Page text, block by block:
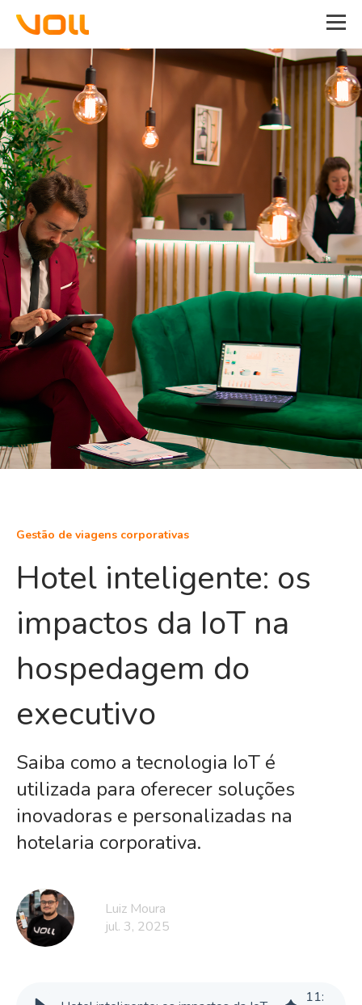
Gestão de viagens corporativas
Hotel inteligente: os
impactos da IoT na
hospedagem do
executivo
Saiba como a tecnologia IoT é
utilizada para oferecer soluções
inovadoras e personalizadas na
hotelaria corporativa.
Luiz Moura
jul. 3, 2025
11: